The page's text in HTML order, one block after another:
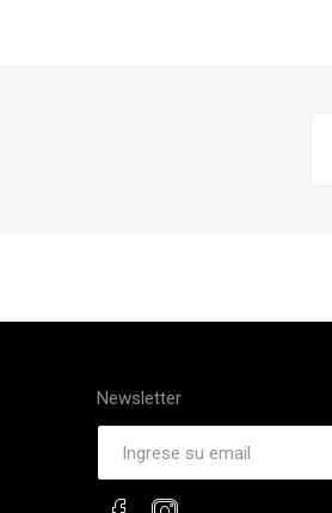
Newsletter